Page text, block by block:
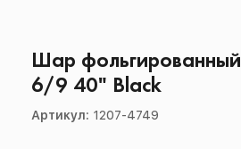
Шар
6/9 40" Black
Артикул: 1207-4749